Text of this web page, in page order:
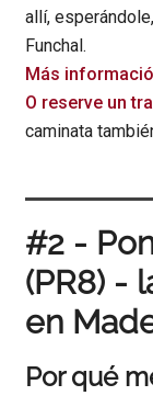
allí,
Funchal.
Más
O reserve un
caminata
#2 -
(PR8) -
en
Por qué